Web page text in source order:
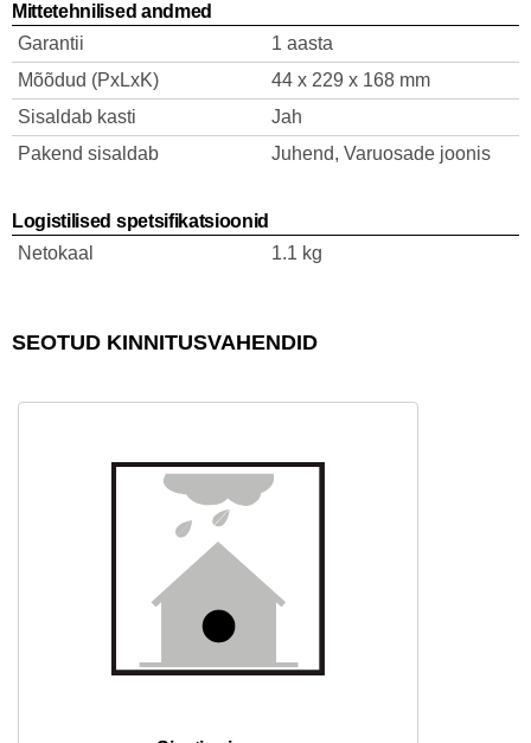
Mittetehnilised andmed
Garantii
1 aasta
Mõõdud (PxLxK)
44 x 229 x 168 mm
Sisaldab kasti
Jah
Pakend sisaldab
Juhend, Varuosade joonis
Logistilised spetsifikatsioonid
Netokaal
1.1 kg
SEOTUD KINNITUSVAHENDID